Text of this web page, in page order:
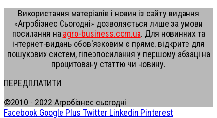
Використання матеріалів і новин із сайту видання
«Агробізнес Сьогодні» дозволяється лише за умови
посилання на agro-business.com.ua. Для новинних та
інтернет-видань обов'язковим є пряме, відкрите для
пошукових систем, гіперпосилання у першому абзаці на
процитовану статтю чи новину.
ПЕРЕДПЛАТИТИ
©2010 - 2022 Агробізнес сьогодні
Facebook Google Plus Twitter Linkedin Pinterest